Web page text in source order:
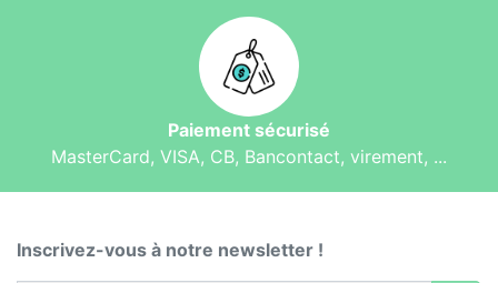
Paiement sécurisé
MasterCard, VISA, CB, Bancontact, virement, ...
Inscrivez-vous à notre newsletter !